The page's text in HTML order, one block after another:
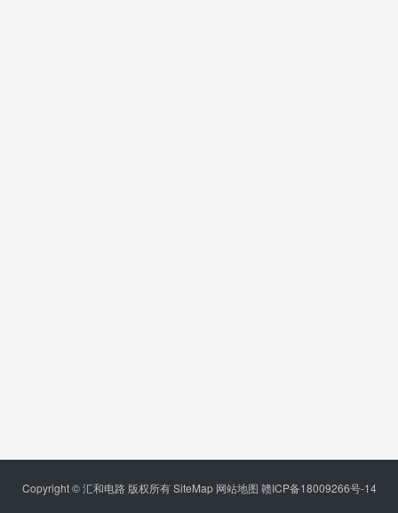
Copyright © 汇和电路 版权所有SiteMap 网站地图 赣ICP备18009266号-14